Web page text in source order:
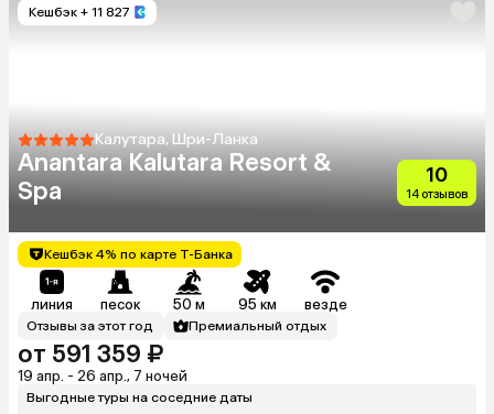
Кешбэк + 11 827
Калутара, Шри-Ланка
Anantara Kalutara Resort &
Spa
10
14 отзывов
Кешбэк 4% по карте Т-Банка
линия песок 50 м 95 км везде
Отзывы за этот год Премиальный отдых
от 591 359 ₽
19 апр. - 26 апр., 7 ночей
Выгодные туры на соседние даты